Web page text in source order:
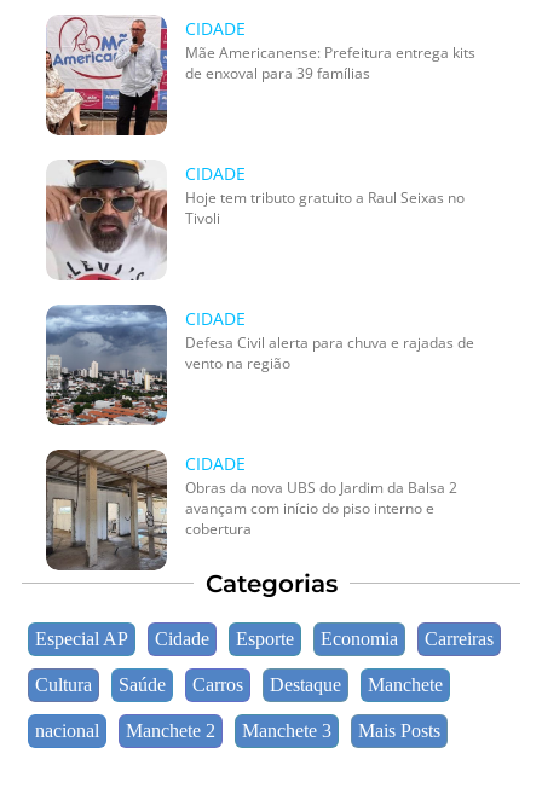
CIDADE
Mãe Americanense: Prefeitura entrega kits
de enxoval para 39 famílias
CIDADE
Hoje tem tributo gratuito a Raul Seixas no
Tivoli
CIDADE
Defesa Civil alerta para chuva e rajadas de
vento na região
CIDADE
Obras da nova UBS do Jardim da Balsa 2
avançam com início do piso interno e
cobertura
Categorias
Especial AP Cidade Esporte Economia Carreiras
Cultura Saúde Carros Destaque Manchete
nacional Manchete 2 Manchete 3 Mais Posts